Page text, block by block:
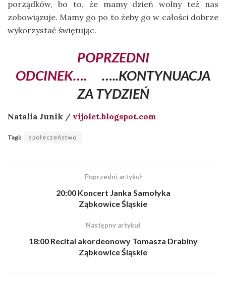
porządków, bo to, że mamy dzień wolny też nas
zobowiązuje. Mamy go po to żeby go w całości dobrze
wykorzystać świętując.
POPRZEDNI
ODCINEK…. …..KONTYNUACJA
ZA TYDZIEŃ
Natalia Junik / vijolet.blogspot.com
Tagi: społeczeństwo
Poprzedni artykuł
20:00 Koncert Janka Samołyka
Ząbkowice Śląskie
Następny artykuł
18:00 Recital akordeonowy Tomasza Drabiny
Ząbkowice Śląskie